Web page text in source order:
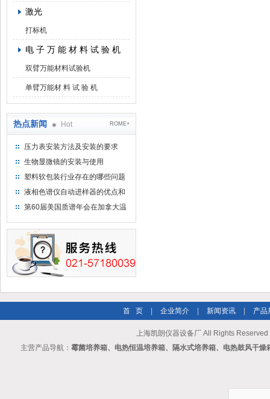
激光
打标机
电 子 万 能 材 料 试 验 机
双臂万能材料试验机
单臂万能材 料 试 验 机
热点新闻 Hot ROME+
压力表安装方法及安装的要求
生物显微镜的安装与使用
塑料软包装行业存在的哪些问题
液相色谱仪自动进样器的优点和
维护
第60届美国质谱年会在加拿大温
首 页 企业简介 新闻资讯 产品
上海凯朗仪器设备厂 All Rights Reserved
主营产品导航： 霉菌培养箱、电热恒温培养箱、隔水式培养箱、电热鼓风干